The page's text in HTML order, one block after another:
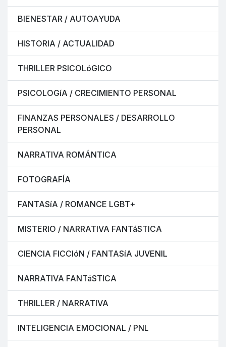
BIENESTAR / AUTOAYUDA
HISTORIA / ACTUALIDAD
THRILLER PSICOLóGICO
PSICOLOGíA / CRECIMIENTO PERSONAL
FINANZAS PERSONALES / DESARROLLO
PERSONAL
NARRATIVA ROMÁNTICA
FOTOGRAFÍA
FANTASíA / ROMANCE LGBT+
MISTERIO / NARRATIVA FANTáSTICA
CIENCIA FICCIóN / FANTASíA JUVENIL
NARRATIVA FANTáSTICA
THRILLER / NARRATIVA
INTELIGENCIA EMOCIONAL / PNL